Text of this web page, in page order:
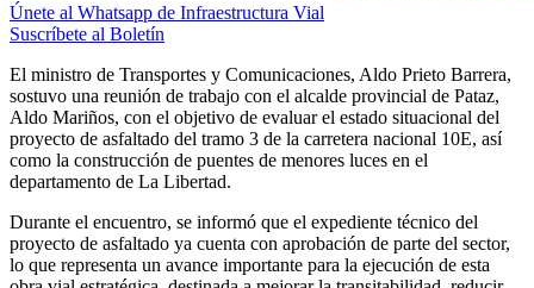
Únete al Whatsapp de Infraestructura Vial
Suscríbete al Boletín
El ministro de Transportes y Comunicaciones, Aldo Prieto Barrera,
sostuvo una reunión de trabajo con el alcalde provincial de Pataz,
Aldo Mariños, con el objetivo de evaluar el estado situacional del
proyecto de asfaltado del tramo 3 de la carretera nacional 10E, así
como la construcción de puentes de menores luces en el
departamento de La Libertad.
Durante el encuentro, se informó que el expediente técnico del
proyecto de asfaltado ya cuenta con aprobación de parte del sector,
lo que representa un avance importante para la ejecución de esta